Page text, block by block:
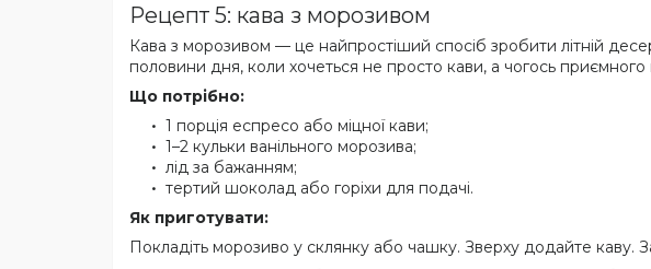
Рецепт 5: кава з морозивом
Кава з морозивом — це найпростіший спосіб зробити літній
половини дня, коли хочеться не просто кави, а чогось приємного
Що потрібно:
1 порція еспресо або міцної кави;
1–2 кульки ванільного морозива;
лід за бажанням;
тертий шоколад або горіхи для подачі.
Як приготувати:
Покладіть морозиво у склянку або чашку. Зверху додайте